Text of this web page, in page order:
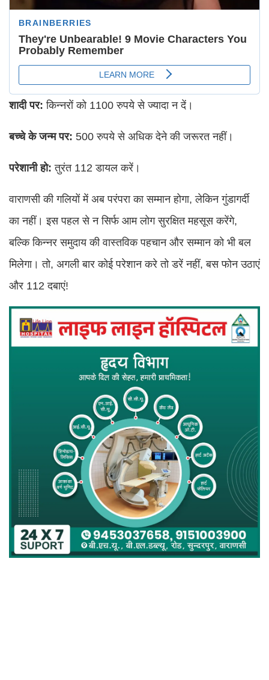
शादी पर: किन्नरों को 1100 रुपये से ज्यादा न दें।
बच्चे के जन्म पर: 500 रुपये से अधिक देने की जरूरत नहीं।
परेशानी हो: तुरंत 112 डायल करें।
वाराणसी की गलियों में अब परंपरा का सम्मान होगा, लेकिन गुंडागर्दी
का नहीं। इस पहल से न सिर्फ आम लोग सुरक्षित महसूस करेंगे,
बल्कि किन्नर समुदाय की वास्तविक पहचान और सम्मान को भी बल
मिलेगा। तो, अगली बार कोई परेशान करे तो डरें नहीं, बस फोन उठाएं
और 112 दबाएं!